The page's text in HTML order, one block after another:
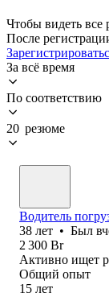
Чтобы видеть все
После
За всё время
По соответствию
20 резюме
Водитель
38 лет • Был
2 300 Br
Активно ищет
Общий опыт
15 лет